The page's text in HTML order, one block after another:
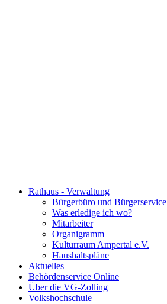
Rathaus - Verwaltung
Bürgerbüro und Bürgerservice
Was erledige ich wo?
Mitarbeiter
Organigramm
Kulturraum Ampertal e.V.
Haushaltspläne
Aktuelles
Behördenservice Online
Über die VG-Zolling
Volkshochschule